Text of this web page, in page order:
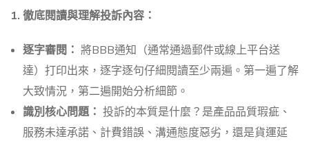
1. 徹底閱讀與理解投訴內容：
逐字審閱： 將BBB通知（通常通過郵件或線上平台送
達）打印出來，逐字逐句仔細閱讀至少兩遍。第一遍了解
大致情況，第二遍開始分析細節。
識別核心問題： 投訴的本質是什麼？是產品品質瑕疵、
服務未達承諾、計費錯誤、溝通態度惡劣，還是貨運延